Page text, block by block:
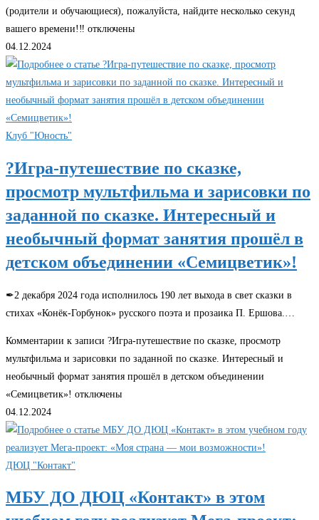
(родители и обучающиеся), пожалуйста, найдите несколько секунд
вашего времени!‼ отключены
04.12.2024
Клуб "Юность"
?Игра-путешествие по сказке,
просмотр мультфильма и зарисовки по
заданной по сказке. Интересный и
необычный формат занятия прошёл в
детском объединении «Семицветик»!
✒2 декабря 2024 года исполнилось 190 лет выхода в свет сказки в
стихах «Конёк-Горбунок» русского поэта и прозаика П. Ершова.…
Комментарии к записи ?Игра-путешествие по сказке, просмотр
мультфильма и зарисовки по заданной по сказке. Интересный и
необычный формат занятия прошёл в детском объединении
«Семицветик»! отключены
04.12.2024
ДЮЦ "Контакт"
МБУ ДО ДЮЦ «Контакт» в этом